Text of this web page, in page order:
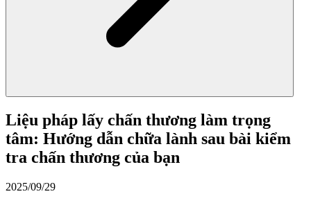
Liệu pháp lấy chấn thương làm trọng
tâm: Hướng dẫn chữa lành sau bài kiểm
tra chấn thương của bạn
2025/09/29